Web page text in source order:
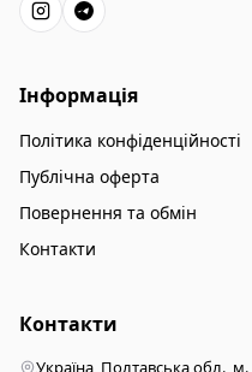
Інформація
Політика конфіденційності
Публічна оферта
Повернення та обмін
Контакти
Контакти
Україна, Полтавська обл., м.